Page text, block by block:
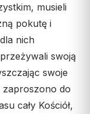
musieli
pokutę i
nich
swoją
swoje
zaproszono do
cały Kościół,